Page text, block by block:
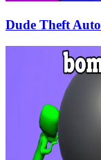
Dude Theft Auto